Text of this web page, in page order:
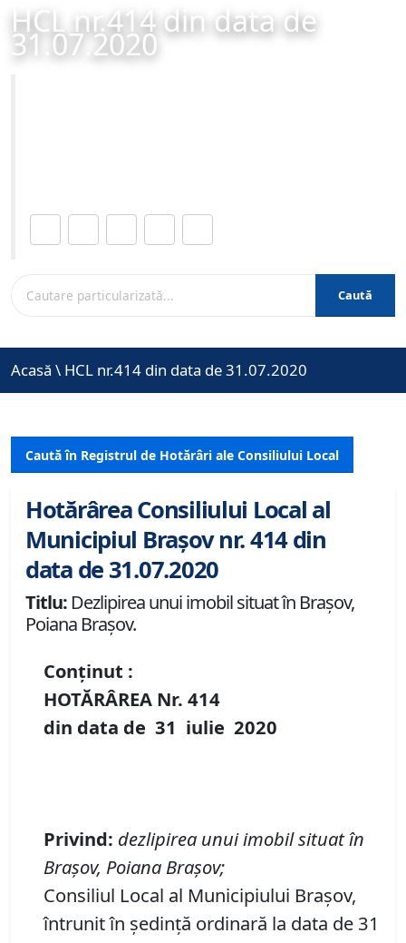
HCL nr.414 din data de
31.07.2020
Caută
Acasă \ HCL nr.414 din data de 31.07.2020
Caută în Registrul de Hotărâri ale Consiliului Local
Hotărârea Consiliului Local al
Municipiul Brașov nr. 414 din
data de 31.07.2020
Titlu: Dezlipirea unui imobil situat în Brașov,
Poiana Brașov.
Conținut :
HOTĂRÂREA Nr. 414
din data de 31 iulie 2020
Privind: dezlipirea unui imobil situat în
Brașov, Poiana Brașov;
Consiliul Local al Municipiului Brașov,
întrunit în ședință ordinară la data de 31